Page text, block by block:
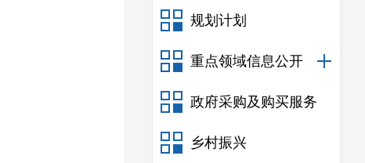
规划计划
重点领域信息公开
政府采购及购买服务
乡村振兴